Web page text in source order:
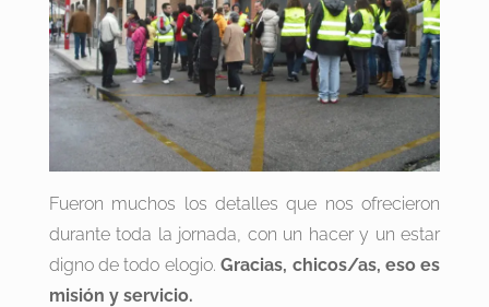
Fueron muchos los detalles que nos ofrecieron
durante toda la jornada, con un hacer y un estar
digno de todo elogio.Gracias, chicos/as, eso es
misión y servicio.